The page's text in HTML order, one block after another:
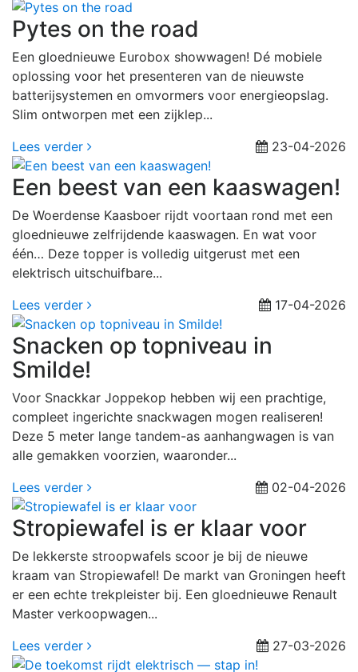
Pytes on the road
Een gloednieuwe Eurobox showwagen! Dé mobiele
oplossing voor het presenteren van de nieuwste
batterijsystemen en omvormers voor energieopslag.
Slim ontworpen met een zijklep...
Lees verder
23-04-2026
Een beest van een kaaswagen!
De Woerdense Kaasboer rijdt voortaan rond met een
gloednieuwe zelfrijdende kaaswagen. En wat voor
één… Deze topper is volledig uitgerust met een
elektrisch uitschuifbare...
Lees verder
17-04-2026
Snacken op topniveau in
Smilde!
Voor Snackkar Joppekop hebben wij een prachtige,
compleet ingerichte snackwagen mogen realiseren!
Deze 5 meter lange tandem-as aanhangwagen is van
alle gemakken voorzien, waaronder...
Lees verder
02-04-2026
Stropiewafel is er klaar voor
De lekkerste stroopwafels scoor je bij de nieuwe
kraam van Stropiewafel! De markt van Groningen heeft
er een echte trekpleister bij. Een gloednieuwe Renault
Master verkoopwagen...
Lees verder
27-03-2026